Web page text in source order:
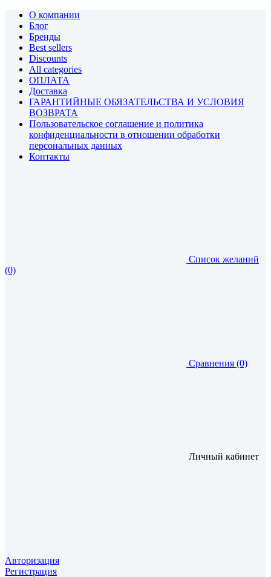
О компании
Блог
Бренды
Best sellers
Discounts
All categories
ОПЛАТА
Доставка
ГАРАНТИЙНЫЕ ОБЯЗАТЕЛЬСТВА И УСЛОВИЯ
ВОЗВРАТА
Пользовательское соглашение и политика
конфиденциальности в отношении обработки
персональных данных
Контакты
Список желаний
(0)
Сравнения (0)
Личный кабинет
Авторизация
Регистрация